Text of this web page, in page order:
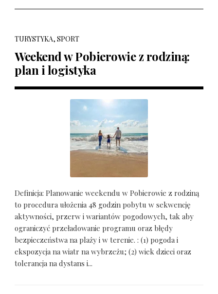
TURYSTYKA, SPORT
Weekend w Pobierowie z rodziną:
plan i logistyka
Definicja: Planowanie weekendu w Pobierowie z rodziną
to procedura ułożenia 48 godzin pobytu w sekwencję
aktywności, przerw i wariantów pogodowych, tak aby
ograniczyć przeładowanie programu oraz błędy
bezpieczeństwa na plaży i w terenie. : (1) pogoda i
ekspozycja na wiatr na wybrzeżu; (2) wiek dzieci oraz
tolerancja na dystans i...